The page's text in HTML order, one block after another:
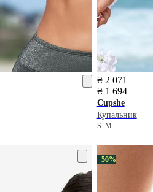
₴ 2 071
₴ 1 694
Cupshe
Купальник
S M
−50%